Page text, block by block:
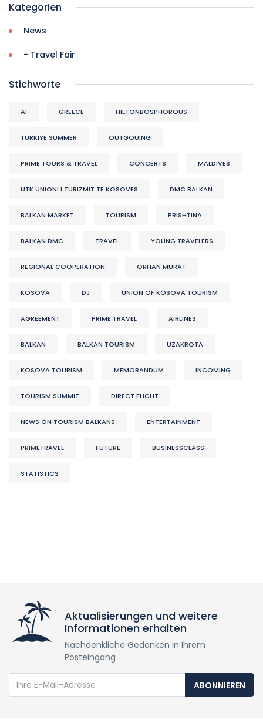
Kategorien
News
- Travel Fair
Stichworte
AI GREECE HILTONBOSPHOROUS
TURKIYE SUMMER OUTGOUING
PRIME TOURS & TRAVEL CONCERTS MALDIVES
UTK UNIONI I TURIZMIT TE KOSOVES DMC BALKAN
BALKAN MARKET TOURISM PRISHTINA
BALKAN DMC TRAVEL YOUNG TRAVELERS
REGIONAL COOPERATION ORHAN MURAT
KOSOVA DJ UNION OF KOSOVA TOURISM
AGREEMENT PRIME TRAVEL AIRLINES
BALKAN BALKAN TOURISM UZAKROTA
KOSOVA TOURISM MEMORANDUM INCOMING
TOURISM SUMMIT DIRECT FLIGHT
NEWS ON TOURISM BALKANS ENTERTAINMENT
PRIMETRAVEL FUTURE BUSINESSCLASS
STATISTICS
Aktualisierungen und weitere
Informationen erhalten
Nachdenkliche Gedanken in Ihrem
Posteingang
ABONNIEREN